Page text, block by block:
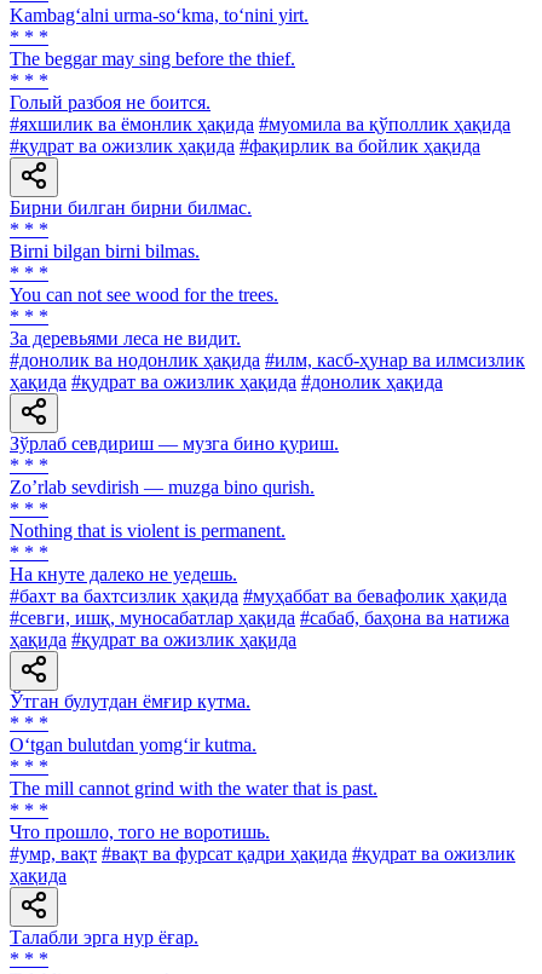
Kambag‘alni urma-so‘kma, to‘nini yirt.
* * *
The beggar may sing before the thief.
* * *
Голый разбоя не боится.
#яхшилик ва ёмонлик ҳақида #муомила ва қўполлик ҳақида
#қудрат ва ожизлик ҳақида #фақирлик ва бойлик ҳақида
Бирни билган бирни билмас.
* * *
Birni bilgan birni bilmas.
* * *
You can not see wood for the trees.
* * *
3a деревьями леса не видит.
#донолик ва нодонлик ҳақида #илм, касб-ҳунар ва илмсизлик
ҳақида #қудрат ва ожизлик ҳақида #донолик ҳақида
Зўрлаб севдириш — музга бино қуриш.
* * *
Zoʼrlab sevdirish — muzga bino qurish.
* * *
Nothing that is violent is permanent.
* * *
Ha кнуте далеко не уедешь.
#бахт ва бахтсизлик ҳақида #муҳаббат ва бевафолик ҳақида
#севги, ишқ, муносабатлар ҳақида #сабаб, баҳона ва натижа
ҳақида #қудрат ва ожизлик ҳақида
Ўтган булутдан ёмғир кутма.
* * *
O‘tgan bulutdan yomg‘ir kutma.
* * *
The mill cannot grind with the water that is past.
* * *
Что прошло, того не воротишь.
#умр, вақт #вақт ва фурсат қадри ҳақида #қудрат ва ожизлик
ҳақида
Талабли эрга нур ёғар.
* * *